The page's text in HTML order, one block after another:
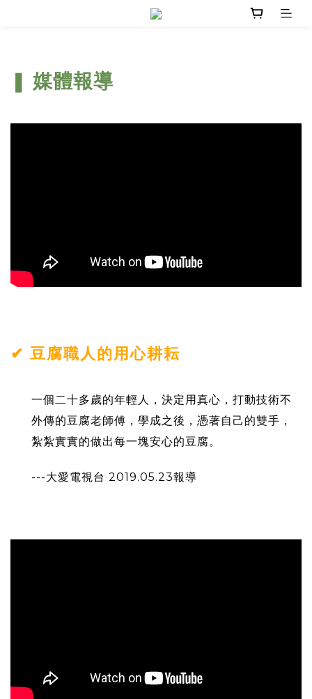
媒體報導
✔ 豆腐職人的用心耕耘
一個二十多歲的年輕人，決定用真心，打動技術不
外傳的豆腐老師傅，學成之後，憑著自己的雙手，
紮紮實實的做出每一塊安心的豆腐。
---大愛電視台 2019.05.23報導